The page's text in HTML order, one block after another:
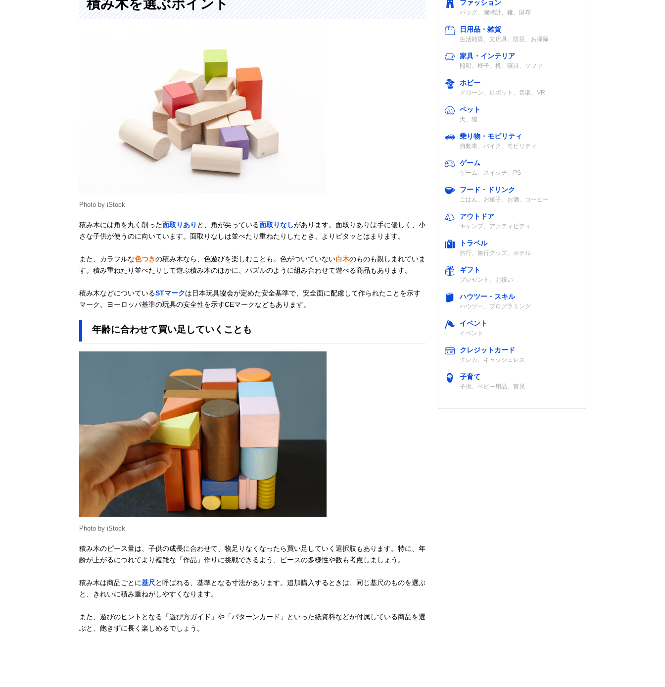
Amazonで見る
ャラクター商品
STマーク
エド・インター
音いっぱいつみ
き ‎806371
遊び方いろいろ
の音が鳴る積み
CEマーク
Amazonで見る
くもん出版
(KUMON
PUBLISHING)
図形キューブつ
立体感覚を育て
るキューブタイ
プ
STマーク
Amazonで見る
32 the medium
Starter Set
セット
記載未確認
Amazonで見る
ボーネルンド
(BorneLund) オ
カラー（積み木
のほん付）
高級感がある贈
り物におすすめ
あり 0歳から 43個
CEマーク
積み木を選ぶポイント
Photo by iStock
積み木には角を丸く削った面取りあり と、角が尖っている面取りなしがあります。面取りありは手に優しく、小
さな子供が使うのに向いています。面取りなしは並べたり重ねたりしたとき、よりピタッとはまります。
また、カラフルな色つきの積み木なら、色遊びを楽しむことも。色がついていない白木のものも親しまれていま
す。積み重ねたり並べたりして遊ぶ積み木のほかに、パズルのように組み合わせて遊べる商品もあります。
積み木などについているSTマークは日本玩具協会が定めた安全基準で、安全面に配慮して作られたことを示す
マーク。ヨーロッパ基準の玩具の安全性を示すCEマークなどもあります。
年齢に合わせて買い足していくことも
Photo by iStock
積み木のピース量は、子供の成長に合わせて、物足りなくなったら買い足していく選択肢もあります。特に、年
齢が上がるにつれてより複雑な「作品」作りに挑戦できるよう、ピースの多様性や数も考慮しましょう。
積み木は商品ごとに基尺 と呼ばれる、基準となる寸法があります。追加購入するときは、同じ基尺のものを選ぶ
と、きれいに積み重ねがしやすくなります。
また、遊びのヒントとなる「遊び方ガイド」や「パターンカード」といった紙資料などが付属している商品を選
ぶと、飽きずに長く楽しめるでしょう。
ファッション
バッグ、腕時計、靴、財布
日用品・雑貨
生活雑貨、文房具、防災、お掃除
家具・インテリア
照明、椅子、机、寝具、ソファ
ホビー
ドローン、ロボット、音楽、VR
ペット
犬、猫
乗り物・モビリティ
自動車、バイク、モビリティ
ゲーム
ゲーム、スイッチ、PS
フード・ドリンク
ごはん、お菓子、お酒、コーヒー
アウトドア
キャンプ、アクティビティ
トラベル
旅行、旅行グッズ、ホテル
ギフト
プレゼント、お祝い
ハウツー・スキル
ハウツー、プログラミング
イベント
イベント
クレジットカード
クレカ、キャッシュレス
子育て
子供、ベビー用品、育児